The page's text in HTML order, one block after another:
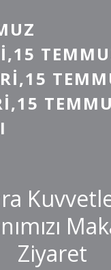
Ziyaret